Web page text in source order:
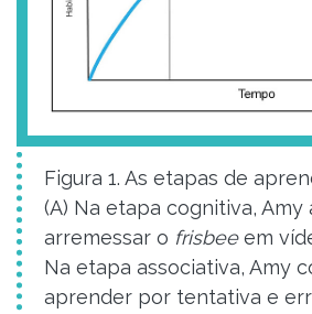
Figura 1. As etapas de
(A) Na etapa cognitiva,
arremessar o frisbeeem
Na etapa associativa, Amy
aprender por tentativa e